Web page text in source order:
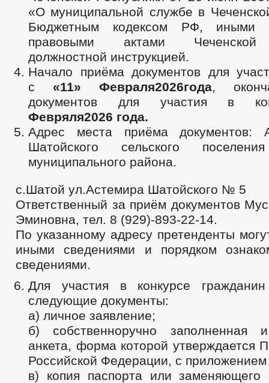
«О муниципальной службе в
Бюджетным кодексом РФ, иными
правовыми актами Чеченской
должностной инструкцией.
Начало приёма документов для
с «11» Февраля2026года,
документов для участия в
Февряля2026 года.
Адрес места приёма документов:
Шатойского сельского
муниципального района.
с.Шатой ул.Астемира Шатойского № 5
Ответственный за приём документов
Эминовна, тел. 8 (929)-893-22-14.
По указанному адресу претенденты
иными сведениями и порядком
сведениями.
Для участия в конкурсе гражданин
следующие документы:
а) личное заявление;
б) собственноручно заполненная
анкета, форма которой утверждается
Российской Федерации, с
в) копия паспорта или заменяющего